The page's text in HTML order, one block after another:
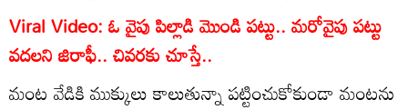
Viral Video: ఓ వైపు పిల్లాడి మొండి పట్టు.. మరోవైపు పట్టు
వదలని జిరాఫీ.. చివరకు చూస్తే..
మంట వేడికి ముక్కులు కాలుతున్నా పట్టించుకోకుండా మంటను